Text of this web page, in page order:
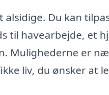
Du kan
til havearbejde, et
Mulighederne er
liv, du ønsker at